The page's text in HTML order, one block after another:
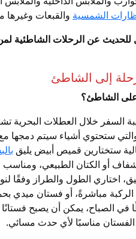
الشمسية والقبعات
للحديث عن الرحلات الشاطئية
إلى الشاطئ
على الشاطئ؟
السفر خلال العطلات البحرية
ستحتوي أشياء سيتم دمجها
ستختارين قميص أبيض يليق
أو الكتان الطبيعي، ومناسب
اختاري الطول والطراز وفقًا
مباشرةً، أو فستان ميدي
في الصباح، يمكن أن يصبح
مناسبًا لأي حدث مسائي.